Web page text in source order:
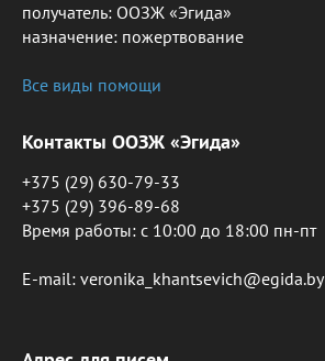
получатель: ООЗЖ «Эгида»
назначение: пожертвование
Все виды помощи
Контакты ООЗЖ «Эгида»
+375 (29) 630-79-33
+375 (29) 396-89-68
Время работы: c 10:00 до 18:00 пн-пт
E-mail: veronika_khantsevich@egida.by